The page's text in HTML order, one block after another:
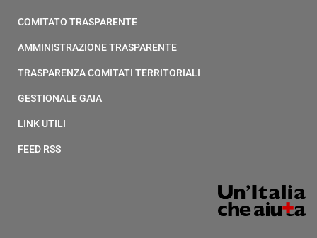
COMITATO TRASPARENTE
AMMINISTRAZIONE TRASPARENTE
TRASPARENZA COMITATI TERRITORIALI
GESTIONALE GAIA
LINK UTILI
FEED RSS